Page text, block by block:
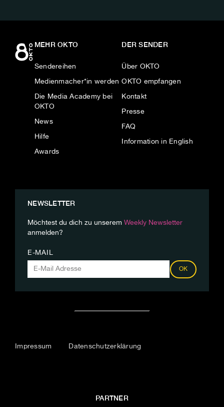
MEHR OKTO
Sendereihen
Medienmacher*in werden
Die Media Academy bei
OKTO
News
Hilfe
Awards
DER SENDER
Über OKTO
OKTO empfangen
Kontakt
Presse
FAQ
Information in English
NEWSLETTER
Möchtest du dich zu unserem Weekly Newsletter
anmelden?
E-MAIL
OK
Impressum Datenschutzerklärung
PARTNER